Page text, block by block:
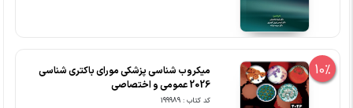
10%
میکروب شناسی پزشکی مورای باکتری شناسی
2026 عمومی و اختصاصی
کد کتاب : 199989